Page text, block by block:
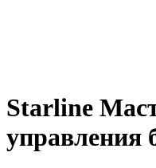
Starline
управления